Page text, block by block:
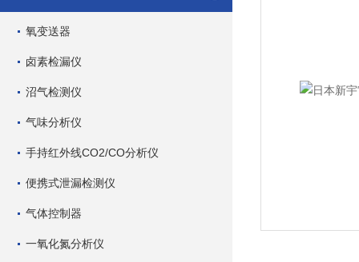
氧变送器
卤素检漏仪
沼气检测仪
气味分析仪
手持红外线CO2/CO分析仪
便携式泄漏检测仪
气体控制器
一氧化氮分析仪